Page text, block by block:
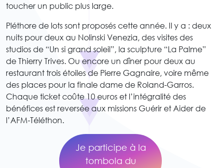
toucher un public plus large.
Pléthore de lots sont proposés cette année. Il y a : deux
nuits pour deux au Nolinski Venezia, des visites des
studios de “Un si grand soleil”, la sculpture “La Palme”
de Thierry Trives. Ou encore un dîner pour deux au
restaurant trois étoiles de Pierre Gagnaire, voire même
des places pour la finale dame de Roland-Garros.
Chaque ticket coûte 10 euros et l’intégralité des
bénéfices est reversée aux missions Guérir et Aider de
l’AFM-Téléthon.
Je participe à la
tombola du